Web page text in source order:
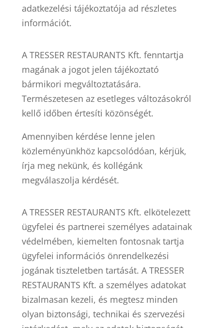
adatkezelési tájékoztatója ad részletes
információt.
A TRESSER RESTAURANTS Kft. fenntartja
magának a jogot jelen tájékoztató
bármikori megváltoztatására.
Természetesen az esetleges változásokról
kellő időben értesíti közönségét.
Amennyiben kérdése lenne jelen
közleményünkhöz kapcsolódóan, kérjük,
írja meg nekünk, és kollégánk
megválaszolja kérdését.
A TRESSER RESTAURANTS Kft. elkötelezett
ügyfelei és partnerei személyes adatainak
védelmében, kiemelten fontosnak tartja
ügyfelei információs önrendelkezési
jogának tiszteletben tartását. A TRESSER
RESTAURANTS Kft. a személyes adatokat
bizalmasan kezeli, és megtesz minden
olyan biztonsági, technikai és szervezési